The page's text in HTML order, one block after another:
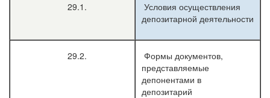
29.1.
Условия осуществления
депозитарной деятельности
29.2.
Формы документов,
представляемые
депонентами в
депозитарий